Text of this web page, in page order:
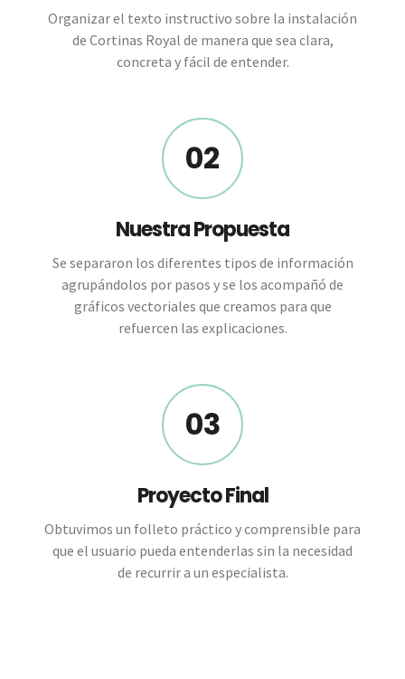
Organizar el texto instructivo sobre la instalación
de Cortinas Royal de manera que sea clara,
concreta y fácil de entender.
02
Nuestra Propuesta
Se separaron los diferentes tipos de información
agrupándolos por pasos y se los acompañó de
gráficos vectoriales que creamos para que
refuercen las explicaciones.
03
Proyecto Final
Obtuvimos un folleto práctico y comprensible para
que el usuario pueda entenderlas sin la necesidad
de recurrir a un especialista.